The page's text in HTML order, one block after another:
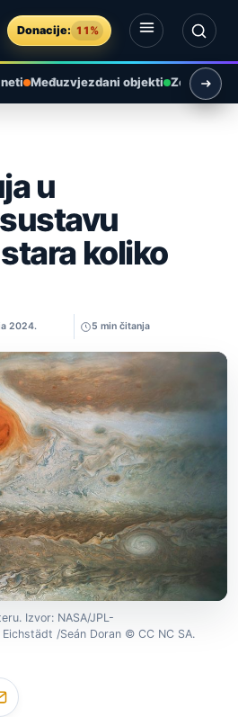
Donacije: 11%
Međuzvjezdani objekti Zemlja i
u
koliko
2024. 5 min čitanja
Izvor: NASA/JPL-
/Seán Doran © CC NC SA.